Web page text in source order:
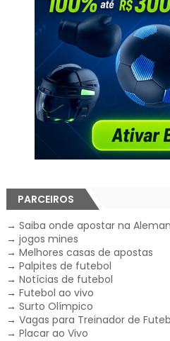
PARCEIROS
→ Saiba onde apostar na
→ jogos mines
→ Melhores casas de apostas
→ Palpites de futebol
→ Notícias de futebol
→ Futebol ao vivo
→ Surto Olímpico
→ Vagas para Treinador de
→ Placar ao Vivo